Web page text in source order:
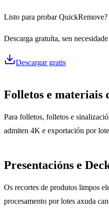
Listo para probar QuickRemove?
Descarga gratuíta, sen
Descargar gratis
Folletos e materiais
Para folletos, folletos e
admiten 4K e exportación por
Presentacións e
Os recortes de produtos limpos
procesamento por lotes axuda